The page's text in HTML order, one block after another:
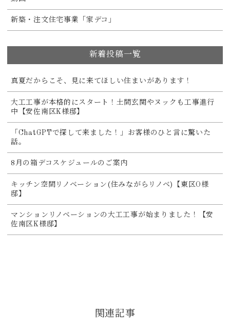
新築・注文住宅事業「家デコ」
新着投稿一覧
真夏だからこそ、見に来てほしい住まいがあります！
大工工事が本格的にスタート！土間玄関やヌックも工事進行
中【安佐南区K様邸】
「ChatGPTで探して来ました！」お客様のひと言に驚いた
話。
8月の箱デコスケジュールのご案内
キッチン空間リノベーション(住みながらリノベ)【東区O様
邸】
マンションリノベーションの大工工事が始まりました！【安
佐南区K様邸】
関連記事